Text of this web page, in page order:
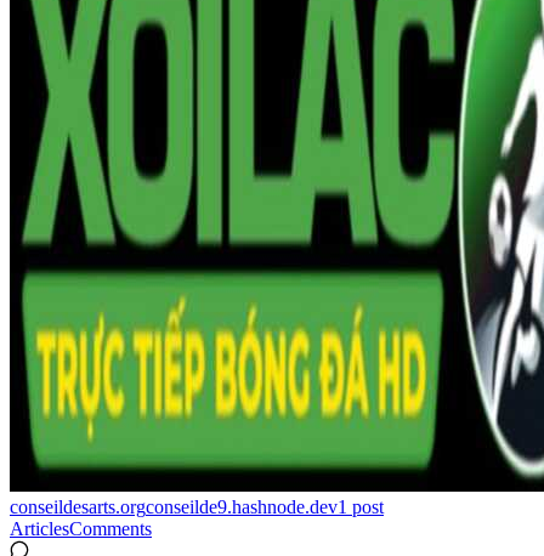
conseildesarts.orgconseilde9.hashnode.dev1 post
ArticlesComments